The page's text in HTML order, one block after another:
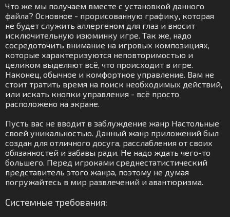
Что же мы получаем вместе с установкой данного
файла? Основное - прорисованную графику, которая
не будет служить аллергеном для глаз и вносит
исключительную изюминку игре. Так же, надо
сосредоточить внимание на игровых композициях,
которые характеризуются неповторимостью и
целиком выделяют всё, что происходит в игре.
Наконец, обычное и комфортное управление. Вам не
стоит тратить время на поиск необходимых действий,
или искать кнопки управления - всё просто
расположено на экране.
Пусть вас не вводит в заблуждение жанр Настольные
своей уникальностью. Данный жанр приложений был
создан для отличного досуга, расслабления от своих
обязанностей и забавы ради. Не надо ждать чего-то
большего. Перед игроками среднестатистический
представитель этого жанра, поэтому не думая
погружайтесь в мир развлечений и авантюризма.
Системные требования: